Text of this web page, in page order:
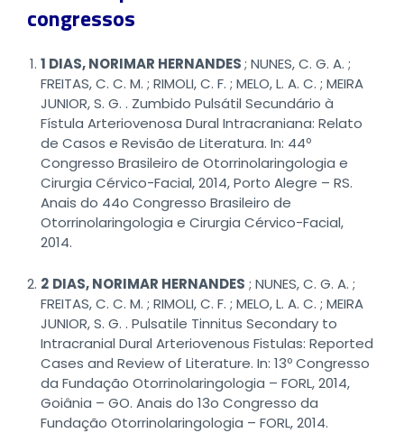
congressos
1 DIAS, NORIMAR HERNANDES; NUNES, C. G. A. ;
FREITAS, C. C. M. ; RIMOLI, C. F. ; MELO, L. A. C. ; MEIRA
JUNIOR, S. G. . Zumbido Pulsátil Secundário à
Fístula Arteriovenosa Dural Intracraniana: Relato
de Casos e Revisão de Literatura. In: 44º
Congresso Brasileiro de Otorrinolaringologia e
Cirurgia Cérvico-Facial, 2014, Porto Alegre – RS.
Anais do 44o Congresso Brasileiro de
Otorrinolaringologia e Cirurgia Cérvico-Facial,
2014.
2 DIAS, NORIMAR HERNANDES ; NUNES, C. G. A. ;
FREITAS, C. C. M. ; RIMOLI, C. F. ; MELO, L. A. C. ; MEIRA
JUNIOR, S. G. . Pulsatile Tinnitus Secondary to
Intracranial Dural Arteriovenous Fistulas: Reported
Cases and Review of Literature. In: 13º Congresso
da Fundação Otorrinolaringologia – FORL, 2014,
Goiânia – GO. Anais do 13o Congresso da
Fundação Otorrinolaringologia – FORL, 2014.